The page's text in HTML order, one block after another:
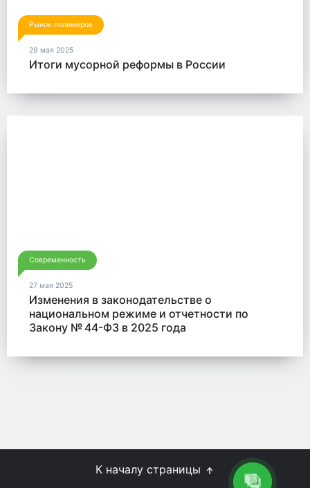
Рынок полимеров
29 мая 2025
Итоги мусорной реформы в России
Современность
27 мая 2025
Изменения в законодательстве о
национальном режиме и отчетности по
Закону № 44-ФЗ в 2025 года
К началу страницы